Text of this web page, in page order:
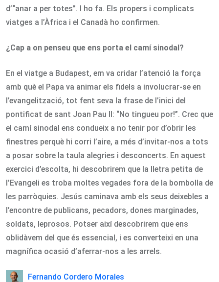
d’“anar a per totes”. I ho fa. Els propers i complicats
viatges a l’Àfrica i el Canadà ho confirmen.
¿Cap a on penseu que ens porta el camí sinodal?
En el viatge a Budapest, em va cridar l’atenció la força
amb què el Papa va animar els fidels a involucrar-se en
l’evangelització, tot fent seva la frase de l’inici del
pontificat de sant Joan Pau II: “No tingueu por!”. Crec que
el camí sinodal ens condueix a no tenir por d’obrir les
finestres perquè hi corri l’aire, a més d’invitar-nos a tots
a posar sobre la taula alegries i desconcerts. En aquest
exercici d’escolta, hi descobrirem que la lletra petita de
l’Evangeli es troba moltes vegades fora de la bombolla de
les parròquies. Jesús caminava amb els seus deixebles a
l’encontre de publicans, pecadors, dones marginades,
soldats, leprosos. Potser així descobrirem que ens
oblidàvem del que és essencial, i es converteixi en una
magnífica ocasió d’aferrar-nos a les arrels.
Fernando Cordero Morales